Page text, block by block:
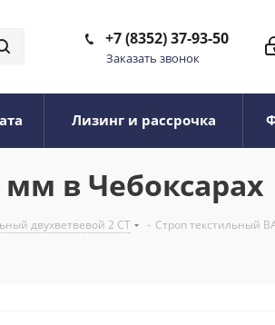
+7 (8352) 37-93-50
Заказать звонок
Лизинг и рассрочка
мм в Чебоксарах
двухветвевой 2 СТ - Строп текстильный